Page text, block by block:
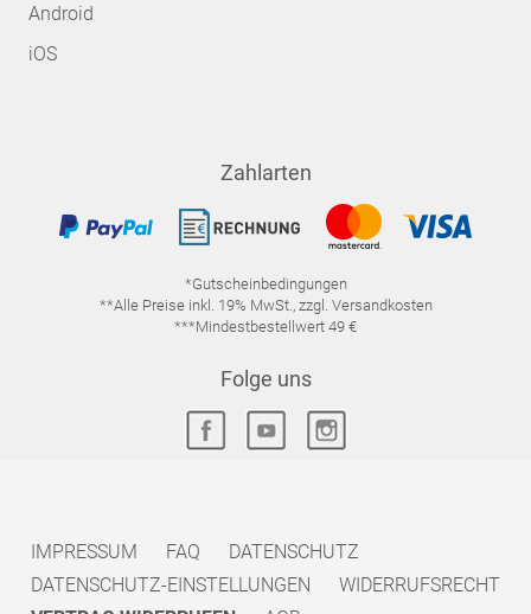
Android
iOS
Zahlarten
*Gutscheinbedingungen
**Alle Preise inkl. 19% MwSt., zzgl. Versandkosten
***Mindestbestellwert 49 €
Folge uns
IMPRESSUM FAQ
DATENSCHUTZ
DATENSCHUTZ-EINSTELLUNGEN
WIDERRUFSRECHT